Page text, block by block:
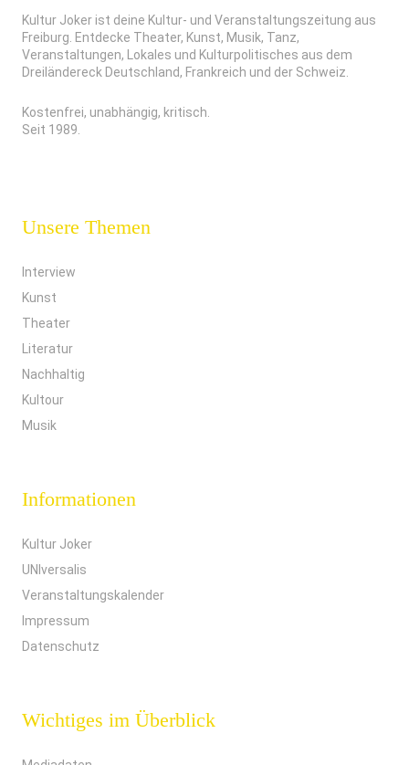
Kultur Joker ist deine Kultur- und Veranstaltungszeitung aus
Freiburg. Entdecke Theater, Kunst, Musik, Tanz,
Veranstaltungen, Lokales und Kulturpolitisches aus dem
Dreiländereck Deutschland, Frankreich und der Schweiz.
Kostenfrei, unabhängig, kritisch.
Seit 1989.
Unsere Themen
Interview
Kunst
Theater
Literatur
Nachhaltig
Kultour
Musik
Informationen
Kultur Joker
UNIversalis
Veranstaltungskalender
Impressum
Datenschutz
Wichtiges im Überblick